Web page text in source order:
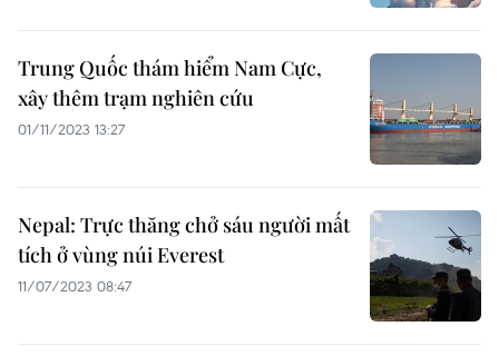
Trung Quốc thám hiểm Nam Cực,
xây thêm trạm nghiên cứu
01/11/2023 13:27
Nepal: Trực thăng chở sáu người mất
tích ở vùng núi Everest
11/07/2023 08:47